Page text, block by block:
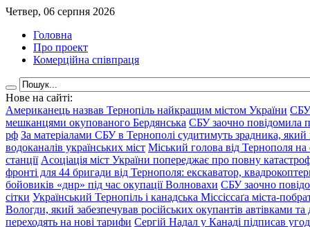
Четвер, 06 серпня 2026
Головна
Про проект
Комерційна співпраця
Нове на сайті:
Американець назвав Тернопіль найкращим містом України СБУ
мешканцями окупованого Бердянська СБУ заочно повідомила
рф За матеріалами СБУ в Тернополі судитимуть зрадника, який
водоканалів українських міст Міський голова від Тернополя
станції Асоціація міст України попереджає про повну
фронті для 44 бригади від Тернополя: екскаватор,
бойовиків «днр» під час окупації Волновахи СБУ заочно
сітки Український Тернопіль і канадська Міссіссаґа міста-
Вологди, який забезпечував російських окупантів автівками
переходять на нові тарифи Сергій Надал у Канаді підписав